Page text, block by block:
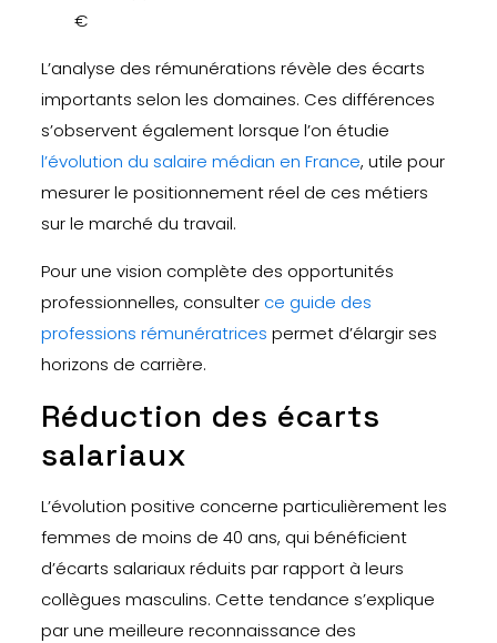
€
L’analyse des rémunérations révèle des écarts
importants selon les domaines. Ces différences
s’observent également lorsque l’on étudie
l’évolution du salaire médian en France, utile pour
mesurer le positionnement réel de ces métiers
sur le marché du travail.
Pour une vision complète des opportunités
professionnelles, consulter ce guide des
professions rémunératrices permet d’élargir ses
horizons de carrière.
Réduction des écarts
salariaux
L’évolution positive concerne particulièrement les
femmes de moins de 40 ans, qui bénéficient
d’écarts salariaux réduits par rapport à leurs
collègues masculins. Cette tendance s’explique
par une meilleure reconnaissance des